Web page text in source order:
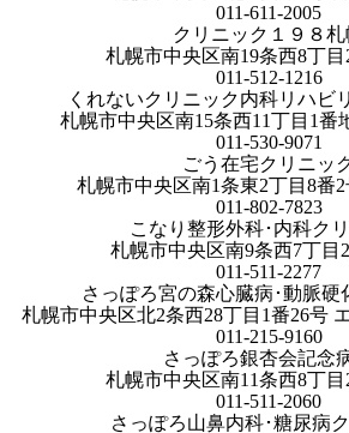
011-611-2005
クリニック１９８札
札幌市中央区南19条西8丁目
011-512-1216
くれないクリニック内科リハビ
札幌市中央区南15条西11丁目1番
011-530-9071
ごう在宅クリニッ
札幌市中央区南1条東2丁目8番
011-802-7823
こなり整形外科･内科ク
札幌市中央区南9条西7丁目
011-511-2277
さっぽろ宮の森心臓病･動脈硬
札幌市中央区北2条西28丁目1番26号
011-215-9160
さっぽろ銀杏会記念
札幌市中央区南11条西8丁目
011-511-2060
さっぽろ山鼻内科･糖尿病